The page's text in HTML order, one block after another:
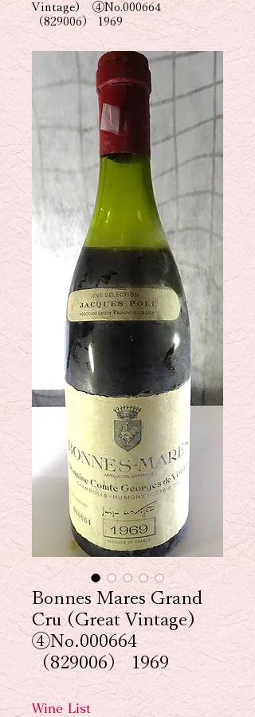
Vintage) ④No.000664
（829006） 1969
Bonnes Mares Grand
Cru (Great Vintage)
④No.000664
（829006） 1969
Wine List